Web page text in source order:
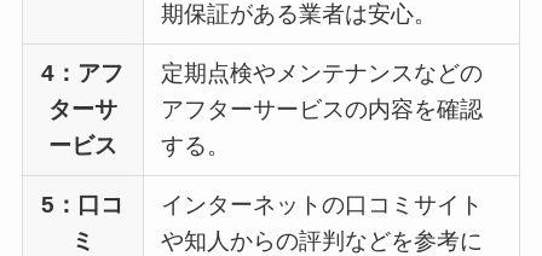
期保証がある業者は安心。
4：アフ
ターサ
ービス
定期点検やメンテナンスなどの
アフターサービスの内容を確認
する。
5：口コ
ミ
インターネットの口コミサイト
や知人からの評判などを参考に